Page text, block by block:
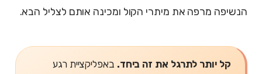
הנשיפה מרפה את מיתרי הקול ומכינה אותם לצליל הבא.
קל יותר לתרגל את זה ביחד. באפליקציית רגע